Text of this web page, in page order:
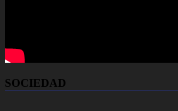
SOCIEDAD